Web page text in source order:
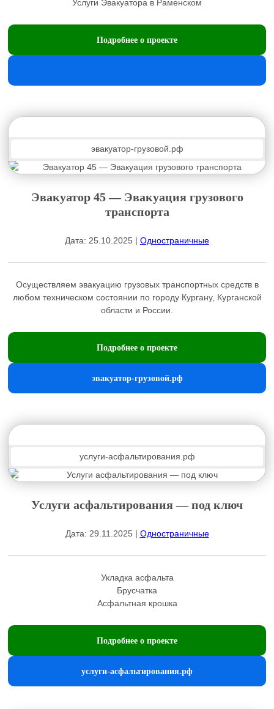
Услуги Эвакуатора в Раменском
Подробнее о проекте
эвакуатор-грузовой.рф
Эвакуатор 45 — Эвакуация грузового
транспорта
Дата: 25.10.2025 | Одностраничные
Осуществляем эвакуацию грузовых транспортных средств в
любом техническом состоянии по городу Кургану, Курганской
области и России.
Подробнее о проекте
эвакуатор-грузовой.рф
услуги-асфальтирования.рф
Услуги асфальтирования — под ключ
Дата: 29.11.2025 | Одностраничные
Укладка асфальта
Брусчатка
Асфальтная крошка
Подробнее о проекте
услуги-асфальтирования.рф